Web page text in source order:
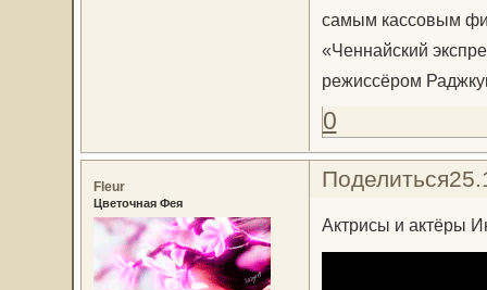
самым кассовым
«Ченнайский
режиссёром
0
Поделиться
Fleur
Цветочная Фея
Актрисы и актёры